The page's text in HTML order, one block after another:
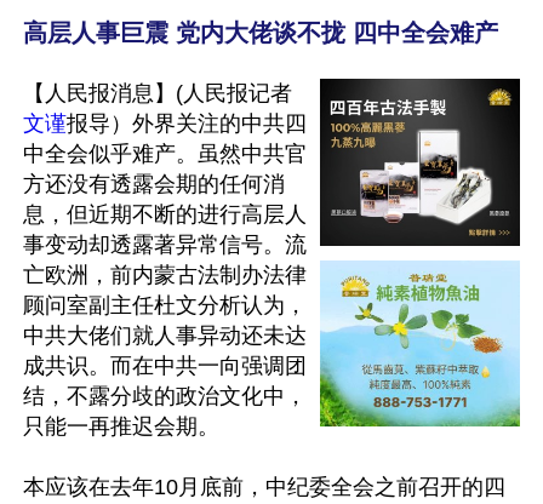
高层人事巨震 党内大佬谈不拢 四中全会难产
【人民报消息】(人民报记者
文谨报导）外界关注的中共四
中全会似乎难产。虽然中共官
方还没有透露会期的任何消
息，但近期不断的进行高层人
事变动却透露著异常信号。流
亡欧洲，前内蒙古法制办法律
顾问室副主任杜文分析认为，
中共大佬们就人事异动还未达
成共识。而在中共一向强调团
结，不露分歧的政治文化中，
只能一再推迟会期。
本应该在去年10月底前，中纪委全会之前召开的四